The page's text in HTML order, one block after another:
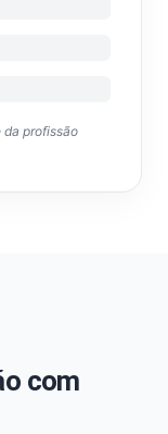
da profissão
com